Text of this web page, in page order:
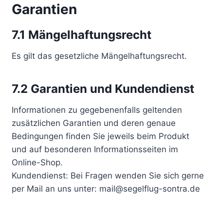
Garantien​​​​​​​
7.1 Mängelhaftungsrecht
Es gilt das gesetzliche Mängelhaftungsrecht.
7.2 Garantien und Kundendienst
Informationen zu gegebenenfalls geltenden
zusätzlichen Garantien und deren genaue
Bedingungen finden Sie jeweils beim Produkt
und auf besonderen Informationsseiten im
Online-Shop.
Kundendienst: Bei Fragen wenden Sie sich gerne
per Mail an uns unter: mail@segelflug-sontra.de